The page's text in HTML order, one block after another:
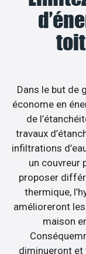
Dans le but de
économe en
de
travaux
infiltrations
un couvreur
proposer
thermique,
amélioreront
maison
diminueront